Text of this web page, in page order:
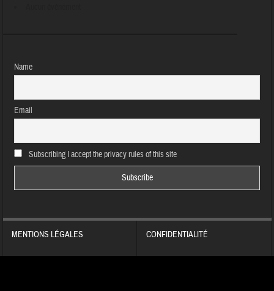
Name
Email
Subscribing I accept the privacy rules of this site
MENTIONS LÉGALES CONFIDENTIALITÉ